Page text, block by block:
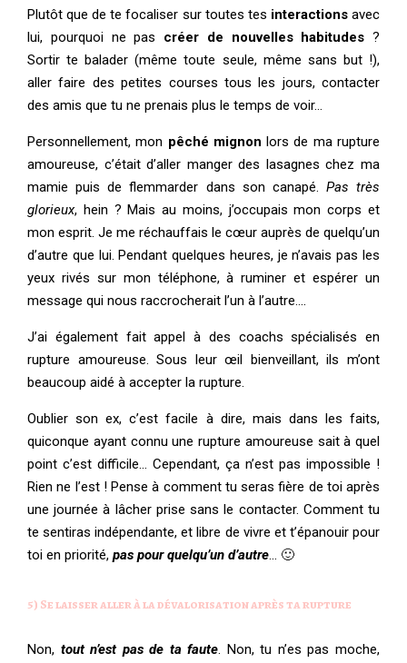
Plutôt que de te focaliser sur toutes tes interactionsavec
lui, pourquoi ne pas créer de nouvelles habitudes ?
Sortir te balader (même toute seule, même sans but !),
aller faire des petites courses tous les jours, contacter
des amis que tu ne prenais plus le temps de voir…
Personnellement, mon pêché mignon lors de ma rupture
amoureuse, c’était d’aller manger des lasagnes chez ma
mamie puis de flemmarder dans son canapé. Pas très
glorieux, hein ? Mais au moins, j’occupais mon corps et
mon esprit. Je me réchauffais le cœur auprès de quelqu’un
d’autre que lui. Pendant quelques heures, je n’avais pas les
yeux rivés sur mon téléphone, à ruminer et espérer un
message qui nous raccrocherait l’un à l’autre….
J’ai également fait appel à des coachs spécialisés en
rupture amoureuse. Sous leur œil bienveillant, ils m’ont
beaucoup aidé à accepter la rupture.
Oublier son ex, c’est facile à dire, mais dans les faits,
quiconque ayant connu une rupture amoureuse sait à quel
point c’est difficile… Cependant, ça n’est pas impossible !
Rien ne l’est ! Pense à comment tu seras fière de toi après
une journée à lâcher prise sans le contacter. Comment tu
te sentiras indépendante, et libre de vivre et t’épanouir pour
toi en priorité, pas pour quelqu’un d’autre… 🙂
5) Se laisser aller à la dévalorisation après ta rupture
Non, tout n’est pas de ta faute. Non, tu n’es pas moche,